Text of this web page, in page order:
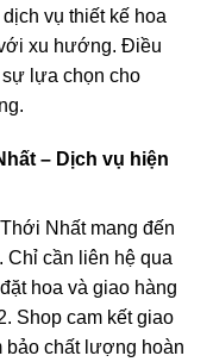
vụ thiết kế hoa
xu hướng. Điều
sự lựa chọn cho
– Dịch vụ hiện
Nhất mang đến
cần liên hệ qua
hoa và giao hàng
Shop cam kết giao
bảo chất lượng hoàn